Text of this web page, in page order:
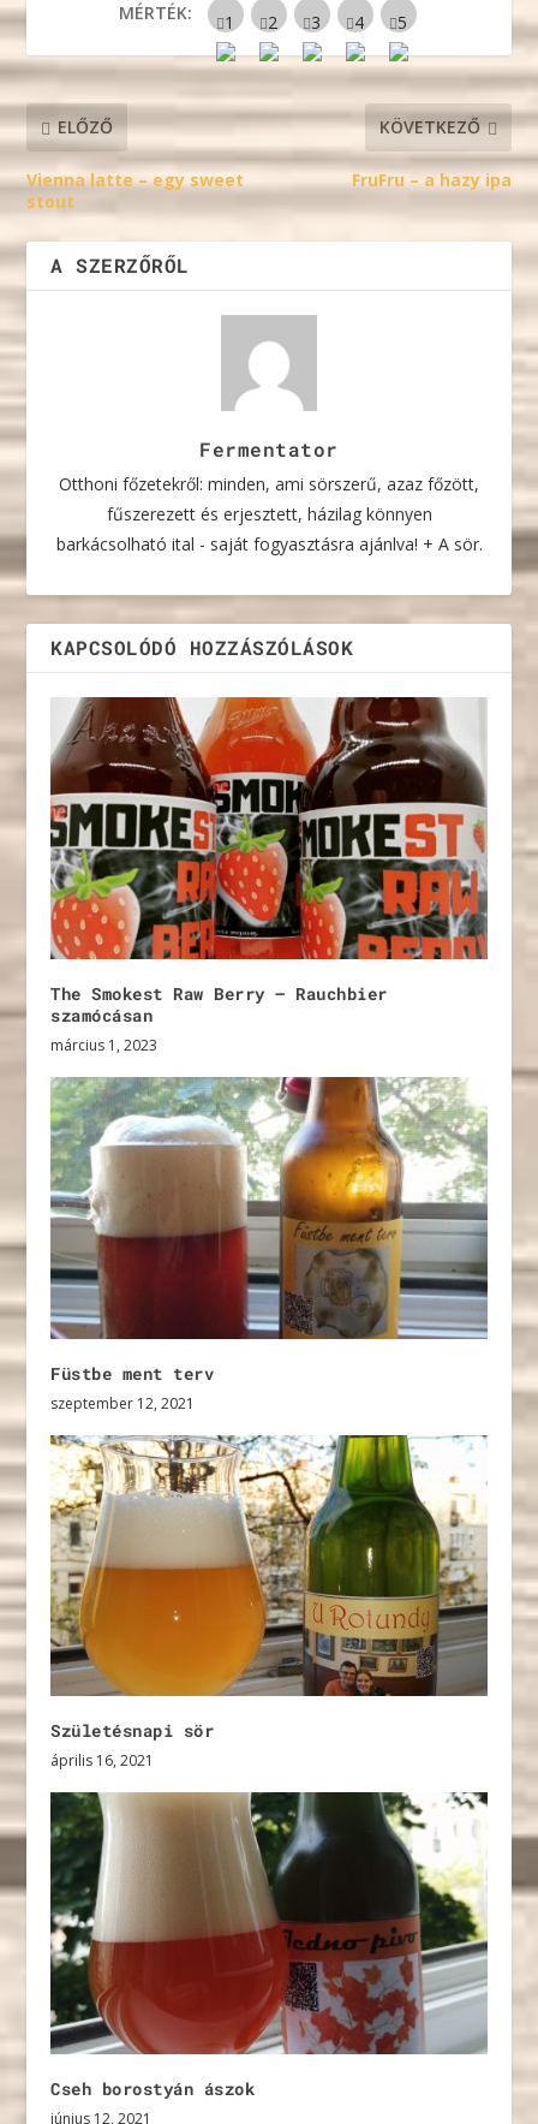
MÉRTÉK:
ELŐZŐ
Vienna latte – egy sweet
stout
KÖVETKEZŐ
FruFru – a hazy ipa
A SZERZŐRŐL
Fermentator
Otthoni főzetekről: minden, ami sörszerű, azaz főzött,
fűszerezett és erjesztett, házilag könnyen
barkácsolható ital - saját fogyasztásra ajánlva! + A sör.
KAPCSOLÓDÓ HOZZÁSZÓLÁSOK
The Smokest Raw Berry – Rauchbier
szamócásan
március 1, 2023
Füstbe ment terv
szeptember 12, 2021
Születésnapi sör
április 16, 2021
Cseh borostyán ászok
június 12, 2021